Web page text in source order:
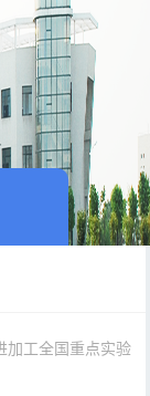
加工全国重点实验